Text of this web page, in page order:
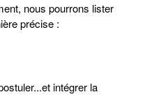
nous pourrons lister
précise :
intégrer la